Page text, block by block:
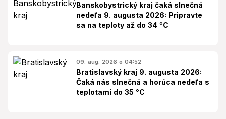
Banskobystrický kraj čaká slnečná
nedeľa 9. augusta 2026: Pripravte
sa na teploty až do 34 °C
09. aug. 2026 o 04:52
Bratislavský kraj 9. augusta 2026:
Čaká nás slnečná a horúca nedeľa s
teplotami do 35 °C